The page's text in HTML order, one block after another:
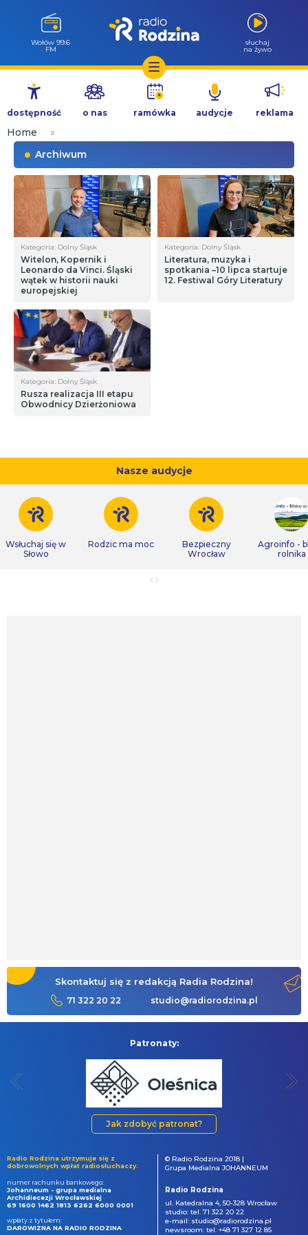
Przejdź
treści
Wołów 99.6
FM
słuchaj
na żywo
dostępność o nas ramówka audycje reklama
Home
»
Archiwum
Kategoria: Dolny Śląsk
Witelon, Kopernik i
Leonardo da Vinci. Śląski
wątek w historii nauki
europejskiej
Kategoria: Dolny Śląsk
Literatura, muzyka i
spotkania –10 lipca startuje
12. Festiwal Góry Literatury
Kategoria: Dolny Śląsk
Rusza realizacja III etapu
Obwodnicy Dzierżoniowa
Nasze audycje
Wsłuchaj się w
Słowo
Rodzic ma moc
Bezpieczny
Wrocław
Agroinfo -
rolnika
Skontaktuj się z redakcją Radia Rodzina!
71 322 20 22 studio@radiorodzina.pl
Patronaty:
Jak zdobyć patronat?
Radio Rodzina utrzymuje się z
dobrowolnych wpłat radiosłuchaczy.
numer rachunku bankowego:
Johanneum - grupa medialna
Archidiecezji Wrocławskiej
69 1600 1462 1813 6262 6000 0001
wpłaty z tytułem:
DAROWIZNA NA RADIO RODZINA
© Radio Rodzina 2018 |
Grupa Medialna JOHANNEUM
Radio Rodzina
ul. Katedralna 4, 50-328 Wrocław
studio: tel. 71 322 20 22
e-mail: studio@radiorodzina.pl
newsroom: tel. +48 71 327 12 85